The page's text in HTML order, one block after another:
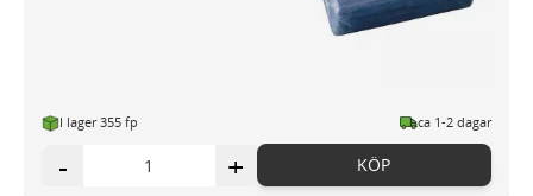
I lager 355 fp ca 1-2 dagar
- + KÖP